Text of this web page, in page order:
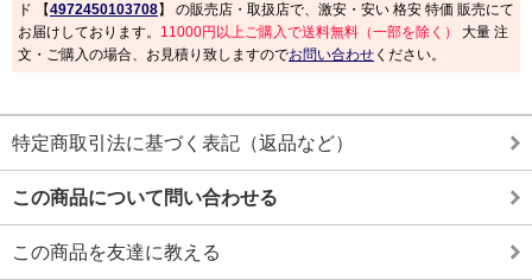
ド 【4972450103708】 の販売店・取扱店で、激安・安い 格安 特価 販売にて
お届けしております。 11000円以上ご購入で送料無料（一部を除く）
大量 注
文・ご購入の場合、お見積り致しますのでお問い合わせ ください。
特定商取引法に基づく表記（返品など）
この商品について問い合わせる
この商品を友達に教える